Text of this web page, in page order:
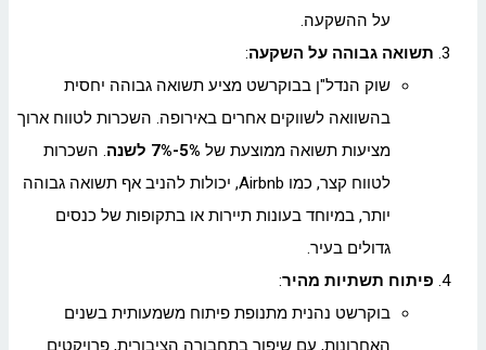
על ההשקעה.
תשואה גבוהה על השקעה:
שוק הנדל"ן בבוקרשט מציע תשואה גבוהה יחסית
בהשוואה לשווקים אחרים באירופה. השכרות לטווח ארוך
מציעות תשואה ממוצעת של 5%-7% לשנה
. השכרות
לטווח קצר, כמו Airbnb, יכולות להניב אף תשואה גבוהה
יותר, במיוחד בעונות תיירות או בתקופות של כנסים
גדולים בעיר.
פיתוח תשתיות מהיר:
בוקרשט נהנית מתנופת פיתוח משמעותית בשנים
האחרונות, עם שיפור בתחבורה הציבורית, פרויקטים